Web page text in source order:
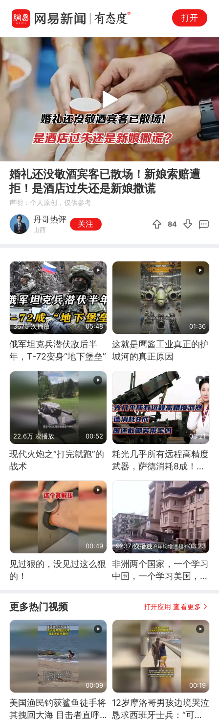
打开
02:04
Play
婚礼还没敬酒宾客已散场！新娘索赔遭
拒！是酒店过失还是新娘撒谎
声明：个人原创，仅供参考
丹哥热评
山西
关注 84
3675 次播放 05:48
俄军坦克兵潜伏敌后半
年，T-72变身“地下堡垒”
01:36
这就是鹰酱工业真正的护
城河的真正原因
22.6万 次播放 00:52
现代火炮之“打完就跑”的
战术
03:21
耗光几乎所有远程高精度
武器，萨德消耗8成！美
国还敢嘲笑俄军吗
00:49
见过狠的，没见过这么狠
的！
9237 次播放 03:23
非洲两个国家，一个学习
中国，一个学习美国，结
更多热门视频 打开应用 查看更多
00:09
美国渔民钓获鲨鱼徒手将
其拽回大海 目击者直呼
00:19
12岁摩洛哥男孩边境哭泣
恳求西班牙士兵：“可不